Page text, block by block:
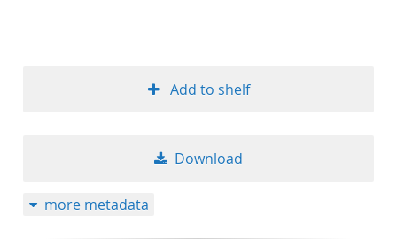
Add to shelf
Download
more metadata